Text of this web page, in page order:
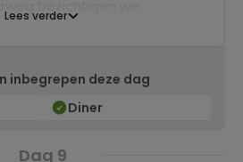
Lees verder
inbegrepen deze dag
Diner
Dag 9